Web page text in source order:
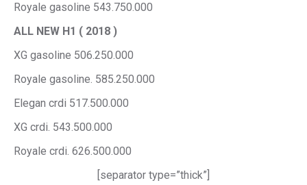
Royale gasoline 543.750.000
ALL NEW H1 ( 2018 )
XG gasoline 506.250.000
Royale gasoline. 585.250.000
Elegan crdi 517.500.000
XG crdi. 543.500.000
Royale crdi. 626.500.000
[separator type=”thick”]